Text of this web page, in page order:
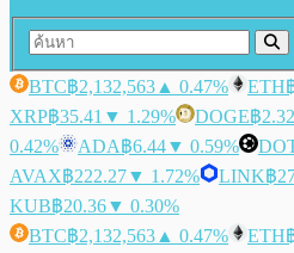
BTC฿2,132,563 ▲ 0.47% ETH
XRP฿35.41 ▼ 1.29% DOGE฿2.32
0.42%
ADA฿6.44▼ 0.59%
AVAX฿222.27▼ 1.72% LINK฿
KUB฿20.36▼ 0.30%
BTC฿2,132,563 ▲ 0.47% ETH